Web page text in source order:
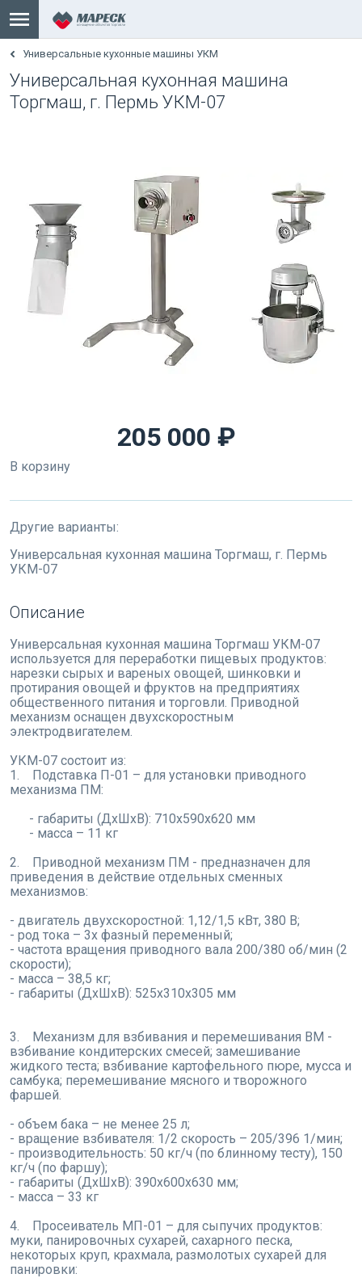
Универсальные кухонные машины УКМ
Универсальная кухонная машина
Торгмаш, г. Пермь УКМ-07
205 000 ₽
В корзину
Другие варианты:
Универсальная кухонная машина Торгмаш, г. Пермь
УКМ-07
Описание
Универсальная кухонная машина Торгмаш УКМ-07
используется для переработки пищевых продуктов:
нарезки сырых и вареных овощей, шинковки и
протирания овощей и фруктов на предприятиях
общественного питания и торговли. Приводной
механизм оснащен двухскоростным
электродвигателем.
УКМ-07 состоит из:
1. Подставка П-01 – для установки приводного
механизма ПМ:
- габариты (ДхШхВ): 710х590х620 мм
- масса – 11 кг
2. Приводной механизм ПМ - предназначен для
приведения в действие отдельных сменных
механизмов:
- двигатель двухскоростной: 1,12/1,5 кВт, 380 В;
- род тока – 3х фазный переменный;
- частота вращения приводного вала 200/380 об/мин (2
скорости);
- масса – 38,5 кг;
- габариты (ДхШхВ): 525х310х305 мм
3. Механизм для взбивания и перемешивания ВМ -
взбивание кондитерских смесей; замешивание
жидкого теста; взбивание картофельного пюре, мусса и
самбука; перемешивание мясного и творожного
фаршей.
- объем бака – не менее 25 л;
- вращение взбивателя: 1/2 скорость – 205/396 1/мин;
- производительность: 50 кг/ч (по блинному тесту), 150
кг/ч (по фаршу);
- габариты (ДхШхВ): 390х600х630 мм;
- масса – 33 кг
4. Просеиватель МП-01 – для сыпучих продуктов:
муки, панировочных сухарей, сахарного песка,
некоторых круп, крахмала, размолотых сухарей для
панировки: